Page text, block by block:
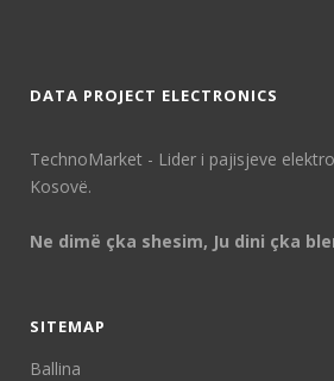
DATA PROJECT ELECTRONICS
TechnoMarket - Lider i pajisjeve
Kosovë.
Ne dimë çka shesim, Ju dini çka
SITEMAP
Ballina